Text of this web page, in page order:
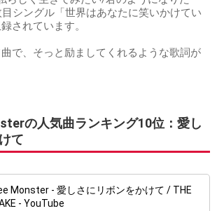
シングル「世界はあなたに笑いかけてい
されています。
で、そっと励ましてくれるような歌詞が
の人気曲ランキング10位：愛し
て
Monster - 愛しさにリボンをかけて / THE
- YouTube